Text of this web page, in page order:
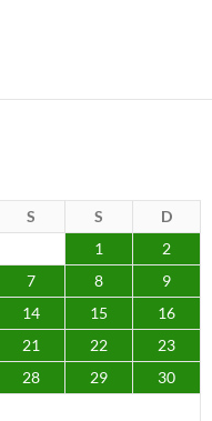
S S
D
1
2
7 8
9
14 15
16
21 22
23
28 29
30